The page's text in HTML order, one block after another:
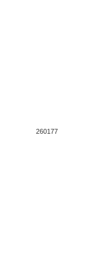
260177